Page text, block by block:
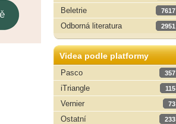
Beletrie 7617
Odborná literatura 2951
Videa podle platformy
Pasco
357
iTriangle 115
Vernier 73
Ostatní 233